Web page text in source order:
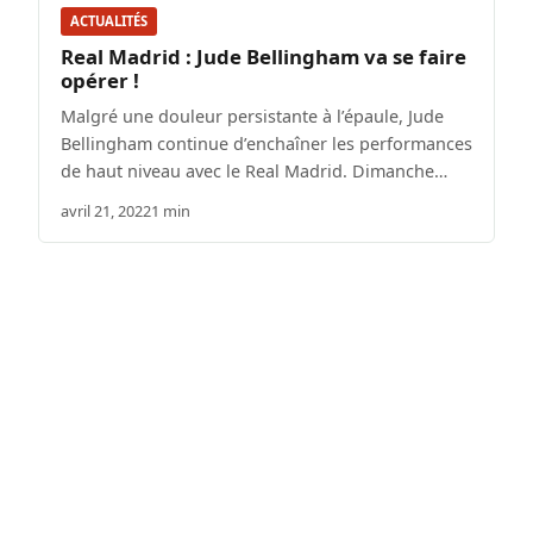
ACTUALITÉS
Real Madrid : Jude Bellingham va se faire
opérer !
Malgré une douleur persistante à l’épaule, Jude
Bellingham continue d’enchaîner les performances
de haut niveau avec le Real Madrid. Dimanche…
avril 21, 20221 min